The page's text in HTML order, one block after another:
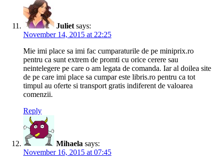
Juliet says:
November 14, 2015 at 22:25
Mie imi place sa imi fac cumparaturile de pe miniprix.ro
pentru ca sunt extrem de promti cu orice cerere sau
neintelegere pe care o am legata de comanda. Iar al doilea site
de pe care imi place sa cumpar este libris.ro pentru ca tot
timpul au oferte si transport gratis indiferent de valoarea
comenzii.
Reply
Mihaela says:
November 16, 2015 at 07:45